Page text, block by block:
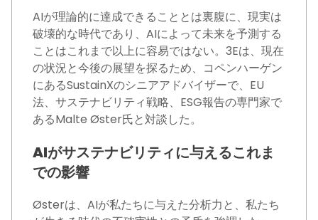
AIが理論的に達成できることとは裏腹に、現実は
破壊的な時代であり、AIによって未来を予測する
ことはこれまで以上に容易ではない。3Eは、現在
の状況と今後の展望を探るため、コペンハーゲン
にあるSustainXのシニアアドバイザーで、EU
法、サステナビリティ戦略、ESG報告の専門家で
あるMalte Øster氏と対談した。
AIがサステナビリティに与えるこれま
での影響
Østerは、AIが私たちに与えた分析力と、私たち